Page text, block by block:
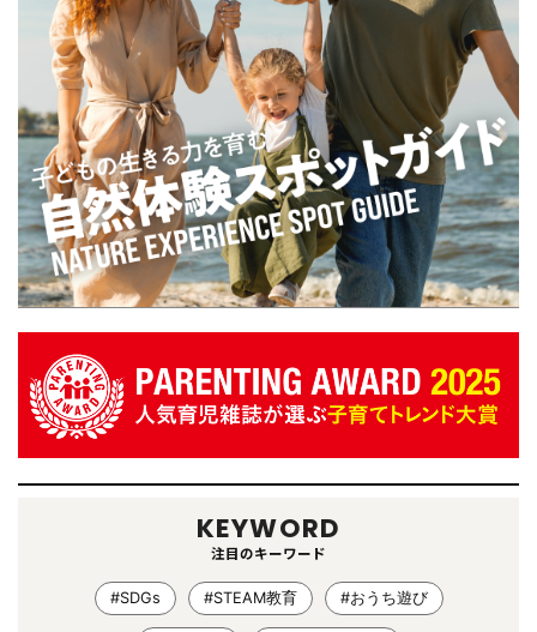
KEYWORD
注目のキーワード
#SDGs #STEAM教育 #おうち遊び